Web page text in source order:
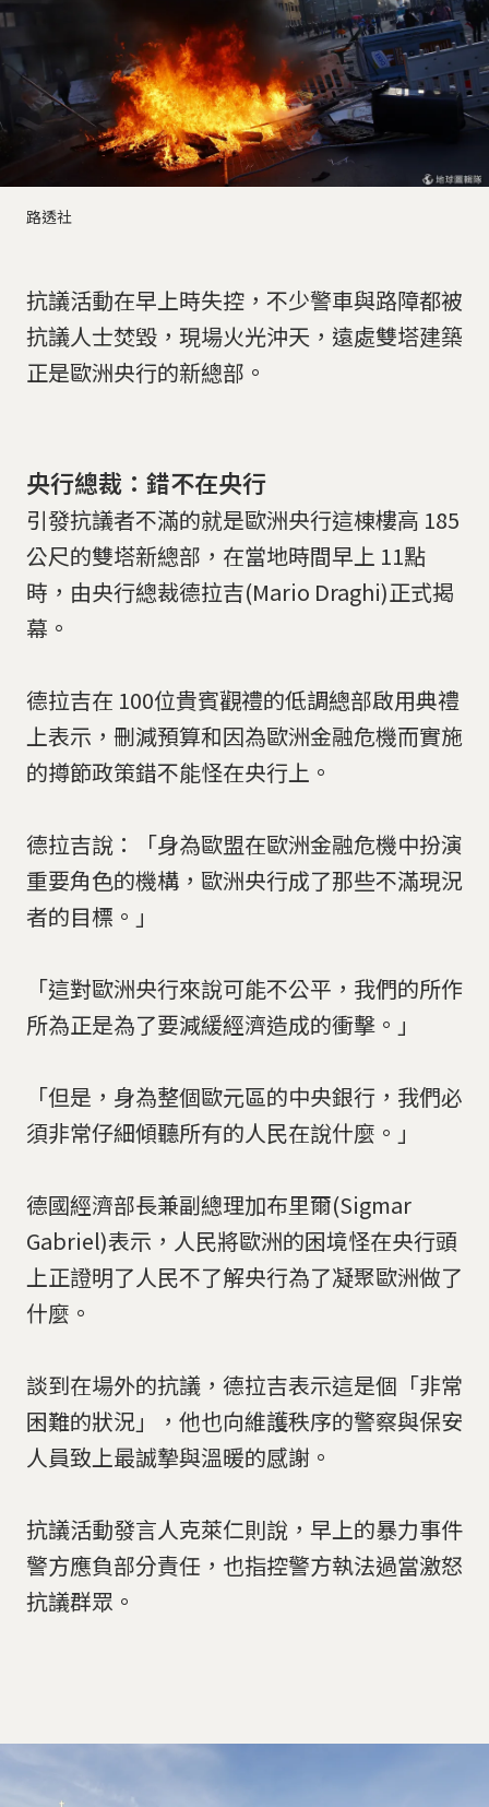
路透社
抗議活動在早上時失控，不少警車與路障都被
抗議人士焚毀，現場火光沖天，遠處雙塔建築
正是歐洲央行的新總部。
央行總裁：錯不在央行
引發抗議者不滿的就是歐洲央行這棟樓高 185
公尺的雙塔新總部，在當地時間早上 11點
時，由央行總裁德拉吉(Mario Draghi)正式揭
幕。
德拉吉在 100位貴賓觀禮的低調總部啟用典禮
上表示，刪減預算和因為歐洲金融危機而實施
的撙節政策錯不能怪在央行上。
德拉吉說：「身為歐盟在歐洲金融危機中扮演
重要角色的機構，歐洲央行成了那些不滿現況
者的目標。」
「這對歐洲央行來說可能不公平，我們的所作
所為正是為了要減緩經濟造成的衝擊。」
「但是，身為整個歐元區的中央銀行，我們必
須非常仔細傾聽所有的人民在說什麼。」
德國經濟部長兼副總理加布里爾(Sigmar
Gabriel)表示，人民將歐洲的困境怪在央行頭
上正證明了人民不了解央行為了凝聚歐洲做了
什麼。
談到在場外的抗議，德拉吉表示這是個「非常
困難的狀況」，他也向維護秩序的警察與保安
人員致上最誠摯與溫暖的感謝。
抗議活動發言人克萊仁則說，早上的暴力事件
警方應負部分責任，也指控警方執法過當激怒
抗議群眾。